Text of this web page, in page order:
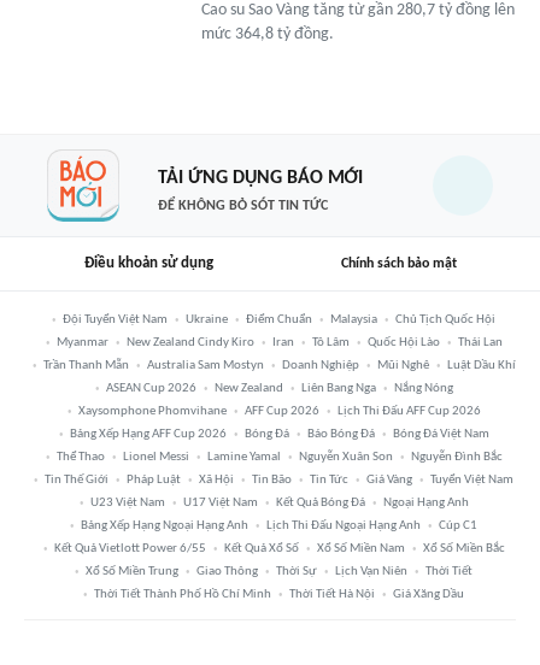
Cao su Sao Vàng tăng từ gần 280,7 tỷ đồng lên
mức 364,8 tỷ đồng.
TẢI ỨNG DỤNG BÁO MỚI
ĐỂ KHÔNG BỎ SÓT TIN TỨC
Điều khoản sử dụng Chính sách bảo mật
Đội Tuyển Việt Nam Ukraine Điểm Chuẩn Malaysia
Chủ Tịch Quốc Hội
Myanmar
New Zealand Cindy Kiro Iran Tô Lâm Quốc Hội Lào
Thái Lan
Trần Thanh Mẫn
Australia Sam Mostyn Doanh Nghiệp Mũi Nghê
Luật Dầu Khí
ASEAN Cup 2026
New Zealand Liên Bang Nga
Nắng Nóng
Xaysomphone Phomvihane
AFF Cup 2026
Lịch Thi Đấu AFF Cup 2026
Bảng Xếp Hạng AFF Cup 2026
Bóng Đá Báo Bóng Đá
Bóng Đá Việt Nam
Thể Thao
Lionel Messi Lamine Yamal Nguyễn Xuân Son
Nguyễn Đình Bắc
Tin Thế Giới
Pháp Luật Xã Hội Tin Bão Tin Tức Giá Vàng
Tuyển Việt Nam
U23 Việt Nam
U17 Việt Nam Kết Quả Bóng Đá
Ngoại Hạng Anh
Bảng Xếp Hạng Ngoại Hạng Anh
Lịch Thi Đấu Ngoại Hạng Anh
Cúp C1
Kết Quả Vietlott Power 6/55
Kết Quả Xổ Số Xổ Số Miền Nam
Xổ Số Miền Bắc
Xổ Số Miền Trung
Giao Thông Thời Sự Lịch Vạn Niên
Thời Tiết
Thời Tiết Thành Phố Hồ Chí Minh
Thời Tiết Hà Nội Giá Xăng Dầu